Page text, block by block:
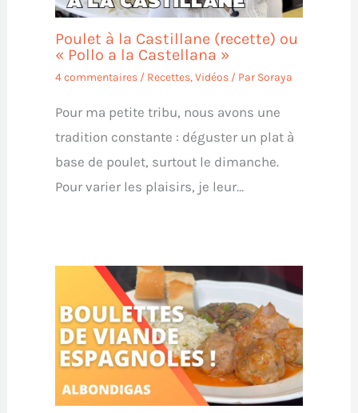
Poulet à la Castillane (recette) ou
« Pollo a la Castellana »
4 commentaires / Recettes,Vidéos/ Par Soraya
Pour ma petite tribu, nous avons une
tradition constante : déguster un plat à
base de poulet, surtout le dimanche.
Pour varier les plaisirs, je leur…